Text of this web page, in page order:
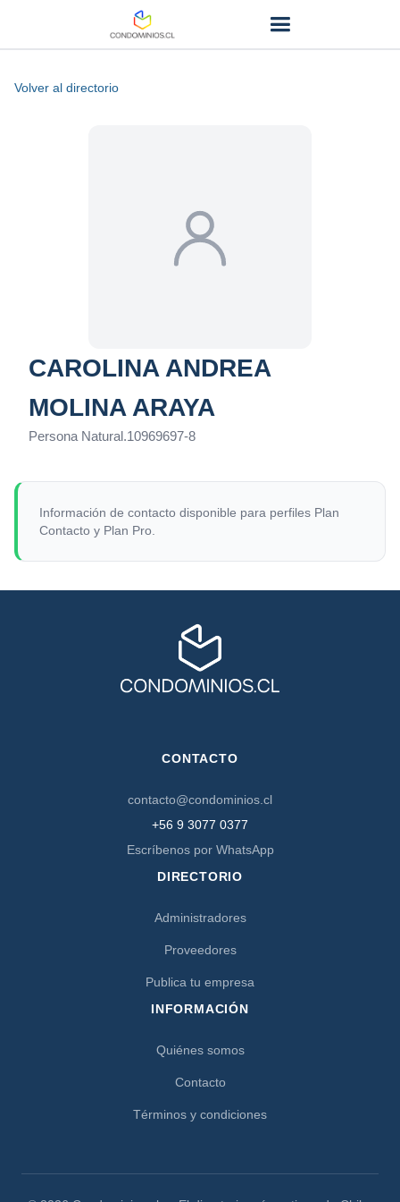
Volver al directorio
CAROLINA ANDREA
MOLINA ARAYA
Persona Natural.10969697-8
Información de contacto disponible para perfiles Plan
Contacto y Plan Pro.
CONTACTO
contacto@condominios.cl
+56 9 3077 0377
Escríbenos por WhatsApp
DIRECTORIO
Administradores
Proveedores
Publica tu empresa
INFORMACIÓN
Quiénes somos
Contacto
Términos y condiciones